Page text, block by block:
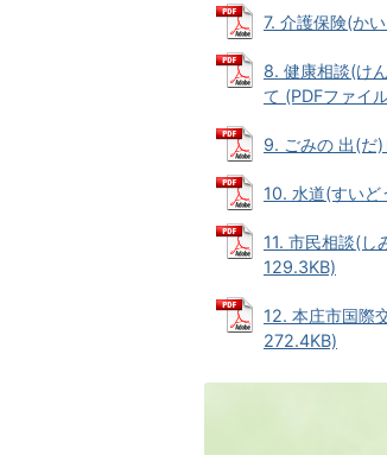
7. 介護保険(か
8. 健康相談(け
て (PDFファイ
9. ごみの 出(だ
10. 水道(すいど
11. 市民相談(し
129.3KB)
12. 本庄市国際
272.4KB)